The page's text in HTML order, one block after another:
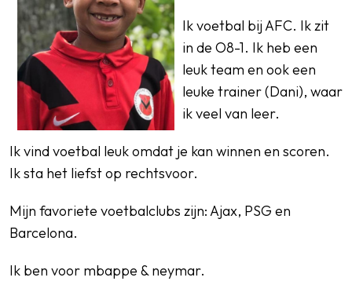
Ik voetbal bij AFC. Ik zit
in de O8-1. Ik heb een
leuk team en ook een
leuke trainer (Dani), waar
ik veel van leer.
Ik vind voetbal leuk omdat je kan winnen en scoren.
Ik sta het liefst op rechtsvoor.
Mijn favoriete voetbalclubs zijn: Ajax, PSG en
Barcelona.
Ik ben voor mbappe & neymar.